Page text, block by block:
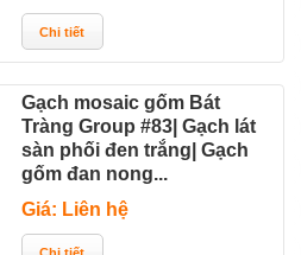
Gạch mosaic gốm Bát
Tràng Group #83| Gạch lát
sàn phối đen trắng| Gạch
gốm đan nong...
Giá: Liên hệ